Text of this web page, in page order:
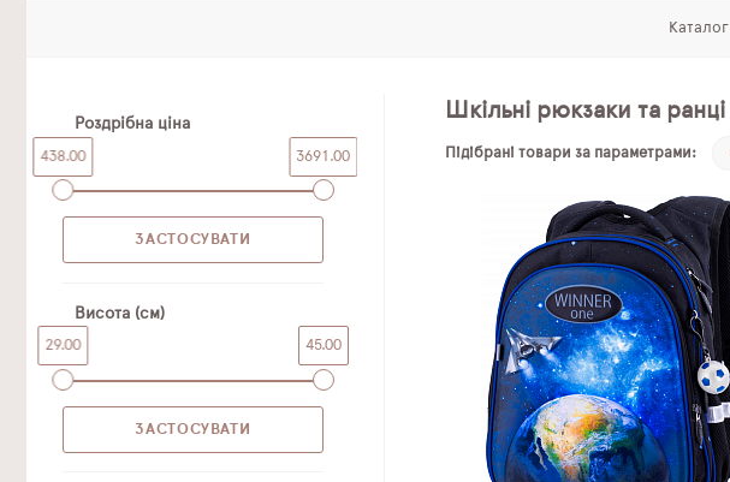
Каталог
Роздрібна ціна
438.00 3691.00
Висота (см)
29.00 45.00
Шкільні рюкзаки та ранці
Підібрані товари за параметрами: